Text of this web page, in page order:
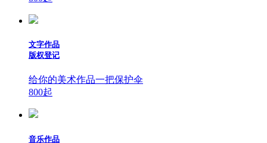
文字作品
版权登记
给你的美术作品一把保护伞
800起
音乐作品